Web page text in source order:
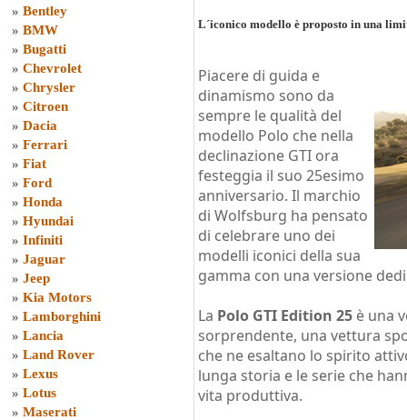
» Bentley
» BMW
» Bugatti
» Chevrolet
» Chrysler
» Citroen
» Dacia
» Ferrari
» Fiat
» Ford
» Honda
» Hyundai
» Infiniti
» Jaguar
» Jeep
» Kia Motors
» Lamborghini
» Lancia
» Land Rover
» Lexus
» Lotus
» Maserati
L´iconico modello è proposto in una
Piacere di guida e
dinamismo sono da
sempre le qualità del
modello Polo che nella
declinazione GTI ora
festeggia il suo 25esimo
anniversario. Il marchio
di Wolfsburg ha pensato
di celebrare uno dei
modelli iconici della sua
gamma con una versione
La Polo GTI Edition 25 è una
sorprendente, una vettura
che ne esaltano lo spirito
lunga storia e le serie che
vita produttiva.